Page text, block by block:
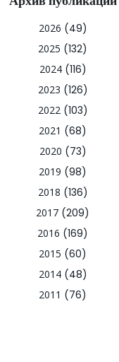
2026 (49)
2025 (132)
2024(116)
2023 (126)
2022(103)
2021 (68)
2020 (73)
2019 (98)
2018 (136)
2017 (209)
2016 (169)
2015 (60)
2014(48)
2011 (76)